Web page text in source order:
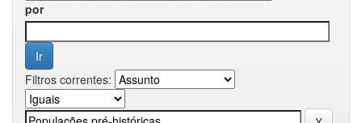
por
Filtros correntes: